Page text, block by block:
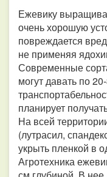
Ежевику
очень хорошую
повреждается
не применяя
Современные
могут давать по
планирует
На всей
(лутрасил,
укрыть пленкой в
Агротехника